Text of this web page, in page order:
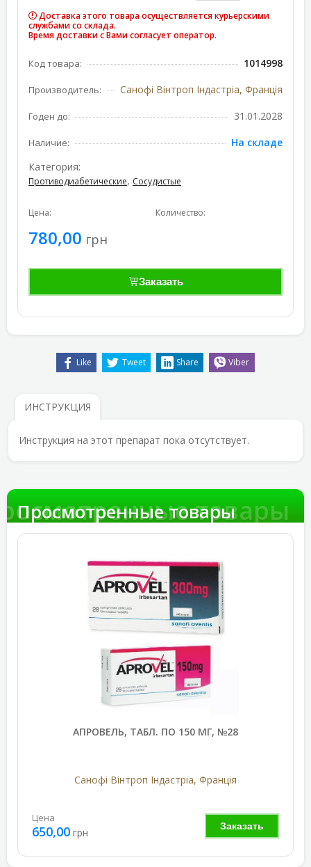
Доставка этого товара осуществляется курьерскими
службами со склада.
Время доставки с Вами согласует оператор.
Код товара: 1014998
Производитель: Санофі Вінтроп Індастріа, Франція
Годен до: 31.01.2028
Наличие:
На складе
Категория:
Противодиабетические, Сосудистые
Цена:
780,00 грн
Количество:
Заказать
Like Tweet Share Viber
ИНСТРУКЦИЯ
Инструкция на этот препарат пока отсутствует.
товары
Просмотренные товары
АПРОВЕЛЬ, ТАБЛ. ПО 150 МГ, №28
Санофі Вінтроп Індастріа, Франція
Заказать
Цена
650,00 грн